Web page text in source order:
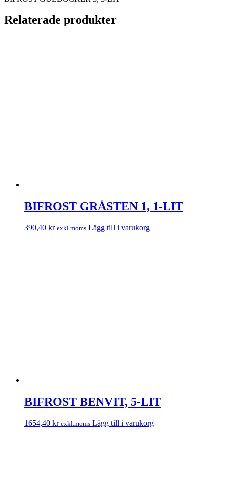
Relaterade produkter
BIFROST GRÅSTEN 1, 1-LIT
390,40 kr exkl.moms Lägg till i varukorg
BIFROST BENVIT, 5-LIT
1654,40 kr exkl.moms Lägg till i varukorg